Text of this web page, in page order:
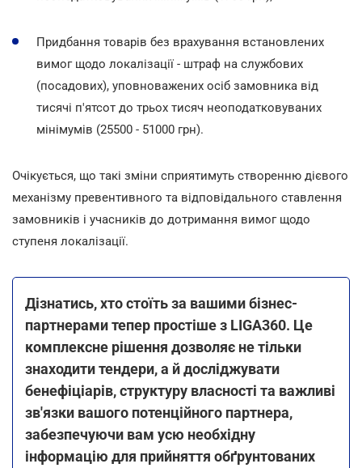
Придбання товарів без врахування встановлених
вимог щодо локалізації - штраф на службових
(посадових), уповноважених осіб замовника від
тисячі п'ятсот до трьох тисяч неоподатковуваних
мінімумів (25500 - 51000 грн).
Очікується, що такі зміни сприятимуть створенню дієвого
механізму превентивного та відповідального ставлення
замовників і учасників до дотримання вимог щодо
ступеня локалізації.
Дізнатись, хто стоїть за вашими бізнес-
партнерами тепер простіше з LIGA360. Це
комплексне рішення дозволяє не тільки
знаходити тендери, а й досліджувати
бенефіціарів, структуру власності та важливі
зв'язки вашого потенційного партнера,
забезпечуючи вам усю необхідну
інформацію для прийняття обґрунтованих